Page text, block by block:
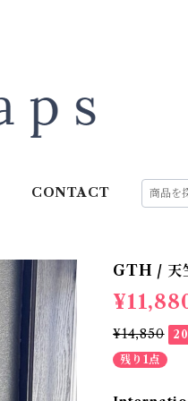
CONTACT
GTH / 天
¥14,850
残り1点